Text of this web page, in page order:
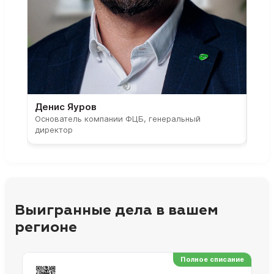
Денис Яуров
Основатель компании ФЦБ, генеральный
директор
Выигранные дела в вашем
регионе
Полное списание